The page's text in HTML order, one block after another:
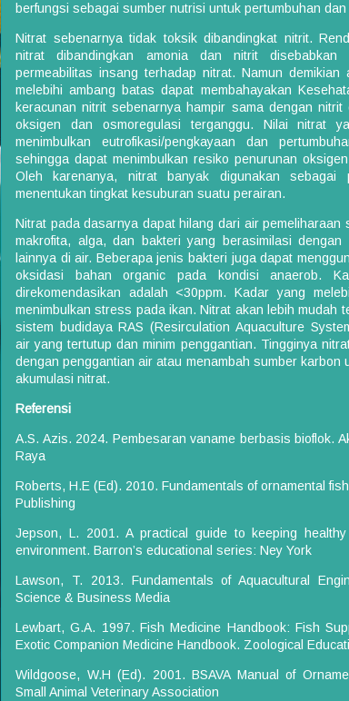
berfungsi sebagai sumber nutrisi untuk pertumbuhan
Nitrat sebenarnya tidak toksik dibandingkat nitrit.
nitrat dibandingkan amonia dan nitrit disebabkan
permeabilitas insang terhadap nitrat. Namun demikian
melebihi ambang batas dapat membahayakan
keracunan nitrit sebenarnya hampir sama dengan nitrit
oksigen dan osmoregulasi terganggu. Nilai nitrat
menimbulkan eutrofikasi/pengkayaan dan
sehingga dapat menimbulkan resiko penurunan
Oleh karenanya, nitrat banyak digunakan sebagai
menentukan tingkat kesuburan suatu perairan.
Nitrat pada dasarnya dapat hilang dari air pemeliharaan
makrofita, alga, dan bakteri yang berasimilasi dengan
lainnya di air. Beberapa jenis bakteri juga dapat
oksidasi bahan organic pada kondisi anaerob.
direkomendasikan adalah <30ppm. Kadar yang
menimbulkan stress pada ikan. Nitrat akan lebih mudah
sistem budidaya RAS (Resirculation Aquaculture
air yang tertutup dan minim penggantian. Tingginya
dengan penggantian air atau menambah sumber karbon
akumulasi nitrat.
Referensi
A.S. Azis. 2024. Pembesaran vaname berbasis bioflok.
Raya
Roberts, H.E (Ed). 2010. Fundamentals of ornamental fish
Publishing
Jepson, L. 2001. A practical guide to keeping
environment. Barron’s educational series: Ney York
Lawson, T. 2013. Fundamentals of Aquacultural
Science & Business Media
Lewbart, G.A. 1997. Fish Medicine Handbook: Fish
Exotic Companion Medicine Handbook. Zoological
Wildgoose, W.H (Ed). 2001. BSAVA Manual of
Small Animal Veterinary Association